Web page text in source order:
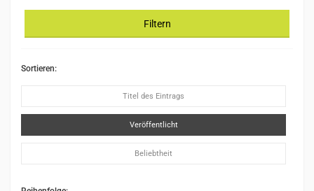
Filtern
Sortieren:
Titel des Eintrags
Veröffentlicht
Beliebtheit